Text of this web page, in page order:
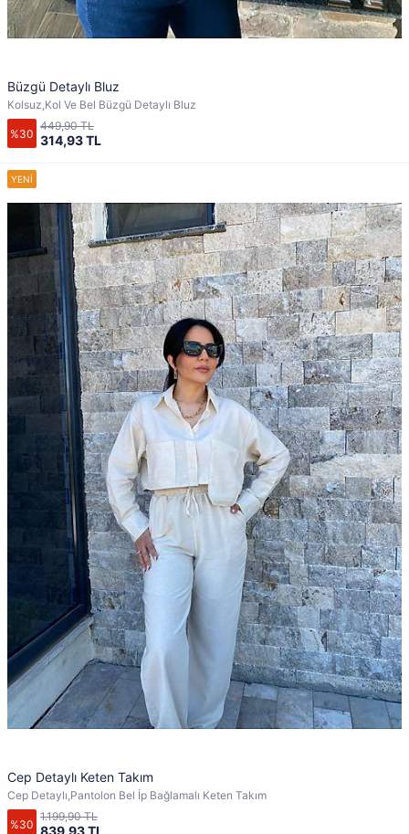
Büzgü Detaylı Bluz
Kolsuz,Kol Ve Bel Büzgü Detaylı Bluz
%30 314,93 TL
449,90 TL
Cep Detaylı Keten Takım
Cep Detaylı,Pantolon Bel İp Bağlamalı Keten Takım
%30 839,93 TL
1.199,90 TL